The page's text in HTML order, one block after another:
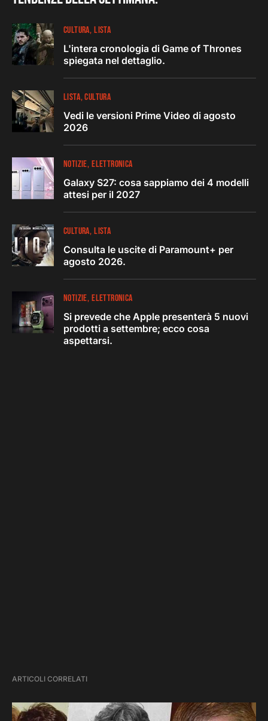
CULTURA LISTA
L'intera cronologia di Game of Thrones
spiegata nel dettaglio.
LISTA CULTURA
Vedi le versioni Prime Video di agosto
2026
NOTIZIE ELETTRONICA
Galaxy S27: cosa sappiamo dei 4 modelli
attesi per il 2027
CULTURA LISTA
Consulta le uscite di Paramount+ per
agosto 2026.
NOTIZIE ELETTRONICA
Si prevede che Apple presenterà 5 nuovi
prodotti a settembre; ecco cosa
aspettarsi.
ARTICOLI CORRELATI